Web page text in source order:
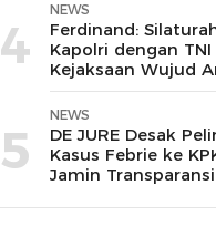
4
NEWS
Ferdinand:
Kapolri dengan TNI
Kejaksaan Wujud
Presiden Prabowo
5
NEWS
DE JURE Desak
Kasus Febrie ke
Jamin Transparansi